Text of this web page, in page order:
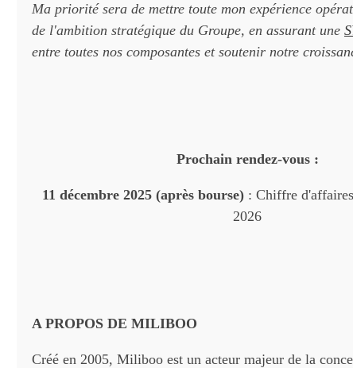
Ma priorité sera de mettre toute mon expérience
de l'ambition stratégique du Groupe, en assurant une
entre toutes nos composantes et soutenir notre
Prochain rendez-vous :
11 décembre 2025 (après bourse): Chiffre
2026
A PROPOS DE MILIBOO
Créé en 2005, Miliboo est un acteur majeur de la